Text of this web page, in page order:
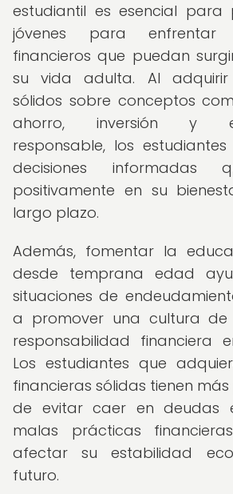
estudiantil es esencial
jóvenes para enfrentar
financieros que puedan
su vida adulta. Al adquirir
sólidos sobre conceptos
ahorro, inversión y
responsable, los
decisiones informadas
positivamente en su
largo plazo.
Además, fomentar la
desde temprana edad
situaciones de
a promover una cultura de
responsabilidad financiera
Los estudiantes que
financieras sólidas tienen
de evitar caer en deudas
malas prácticas
afectar su estabilidad
futuro.